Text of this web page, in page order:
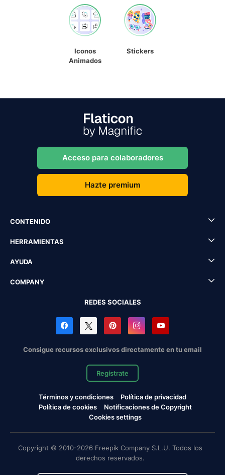
Iconos
Animados
Stickers
Acceso para colaboradores
Hazte premium
CONTENIDO
HERRAMIENTAS
AYUDA
COMPANY
REDES SOCIALES
Consigue recursos exclusivos directamente en tu email
Regístrate
Términos y condiciones
Política de privacidad
Política de cookies
Notificaciones de Copyright
Cookies settings
Copyright © 2010-2026 Freepik Company S.L.U. Todos los
derechos reservados.